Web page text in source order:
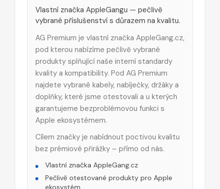
Vlastní značka AppleGangu — pečlivě
vybrané příslušenství s důrazem na kvalitu.
AG Premium je vlastní značka AppleGang.cz,
pod kterou nabízíme pečlivě vybrané
produkty splňující naše interní standardy
kvality a kompatibility. Pod AG Premium
najdete vybrané kabely, nabíječky, držáky a
doplňky, které jsme otestovali a u kterých
garantujeme bezproblémovou funkci s
Apple ekosystémem.
Cílem značky je nabídnout poctivou kvalitu
bez prémiové přirážky – přímo od nás.
Vlastní značka AppleGang.cz
Pečlivě otestované produkty pro Apple
ekosystém